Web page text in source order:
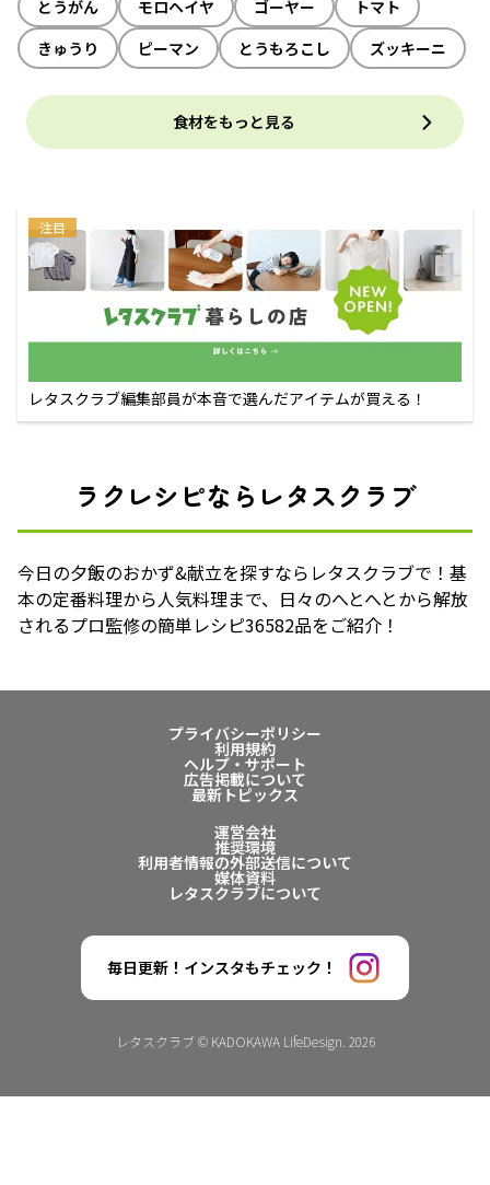
とうがん モロヘイヤ ゴーヤー
トマト
きゅうり
ピーマン とうもろこし ズッキーニ
食材をもっと見る
注目
レタスクラブ編集部員が本音で選んだアイテムが買える！
ラクレシピならレタスクラブ
今日の夕飯のおかず&献立を探すならレタスクラブで！基
本の定番料理から人気料理まで、日々のへとへとから解放
されるプロ監修の簡単レシピ36582品をご紹介！
プライバシーポリシー
利用規約
ヘルプ・サポート
広告掲載について
最新トピックス
運営会社
推奨環境
利用者情報の外部送信について
媒体資料
レタスクラブについて
毎日更新！インスタもチェック！
レタスクラブ © KADOKAWA LifeDesign. 2026